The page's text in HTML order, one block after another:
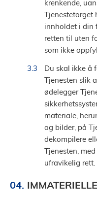
krenkende,
innholdet i din
retten til uten
som ikke
Du skal ikke å
Tjenesten slik
ødelegger
materiale,
og bilder, på
dekompilere
Tjenesten,
ufravikelig rett.